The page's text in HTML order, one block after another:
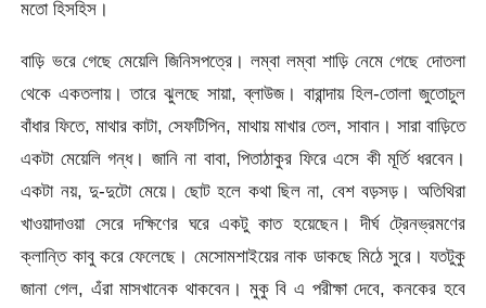
মতো হিসহিস।
বাড়ি ভরে গেছে মেয়েলি জিনিসপত্রে। লম্বা লম্বা শাড়ি নেমে গেছে দোতলা
থেকে একতলায়। তারে ঝুলছে সায়া, ব্লাউজ। বারান্দায় হিল-তোলা জুতোচুল
বাঁধার ফিতে, মাথার কাটা, সেফটিপিন, মাথায় মাখার তেল, সাবান। সারা বাড়িতে
একটা মেয়েলি গন্ধ। জানি না বাবা, পিতাঠাকুর ফিরে এসে কী মূর্তি ধরবেন।
একটা নয়, দু-দুটো মেয়ে। ছোট হলে কথা ছিল না, বেশ বড়সড়। অতিথিরা
খাওয়াদাওয়া সেরে দক্ষিণের ঘরে একটু কাত হয়েছেন। দীর্ঘ ট্রেনভ্রমণের
ক্লান্তি কাবু করে ফেলেছে। মেসোমশাইয়ের নাক ডাকছে মিঠে সুরে। যতটুকু
জানা গেল, এঁরা মাসখানেক থাকবেন। মুকু বি এ পরীক্ষা দেবে, কনকের হবে